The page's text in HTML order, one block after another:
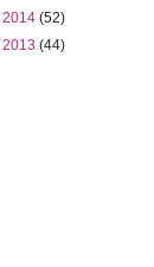
2014 (52)
2013 (44)